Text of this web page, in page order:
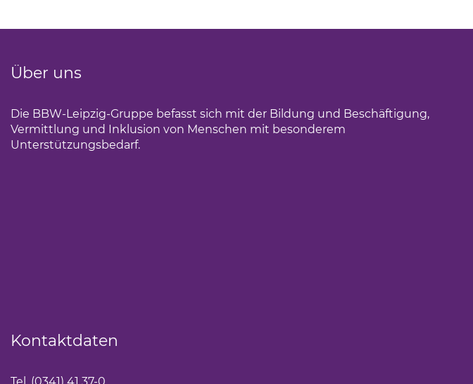
Über uns
Die BBW-Leipzig-Gruppe befasst sich mit der Bildung und Beschäftigung,
Vermittlung und Inklusion von Menschen mit besonderem
Unterstützungsbedarf.
Kontaktdaten